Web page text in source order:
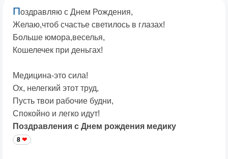
Поздравляю с Днем Рождения,
Желаю,чтоб счастье светилось в глазах!
Больше юмора,веселья,
Кошелечек при деньгах!
Медицина-это сила!
Ох, нелегкий этот труд,
Пусть твои рабочие будни,
Спокойно и легко идут!
Поздравления с Днем рождения медику
8